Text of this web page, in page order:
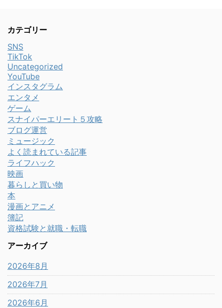
カテゴリー
SNS
TikTok
Uncategorized
YouTube
インスタグラム
エンタメ
ゲーム
スナイパーエリート５攻略
ブログ運営
ミュージック
よく読まれている記事
ライフハック
映画
暮らしと買い物
本
漫画とアニメ
簿記
資格試験と就職・転職
アーカイブ
2026年8月
2026年7月
2026年6月